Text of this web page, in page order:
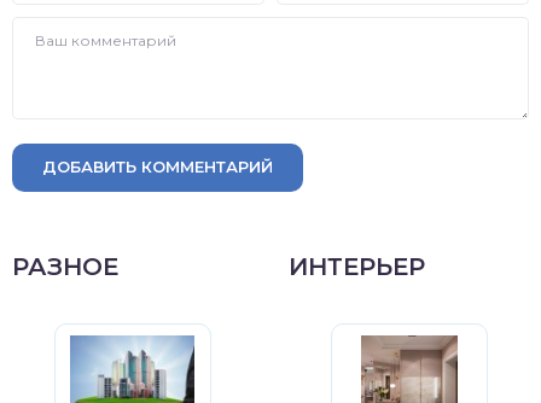
ДОБАВИТЬ КОММЕНТАРИЙ
РАЗНОЕ ИНТЕРЬЕР